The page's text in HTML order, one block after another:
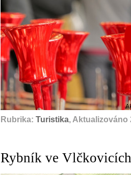
Rubrika: Turistika, Aktualizováno
Rybník ve